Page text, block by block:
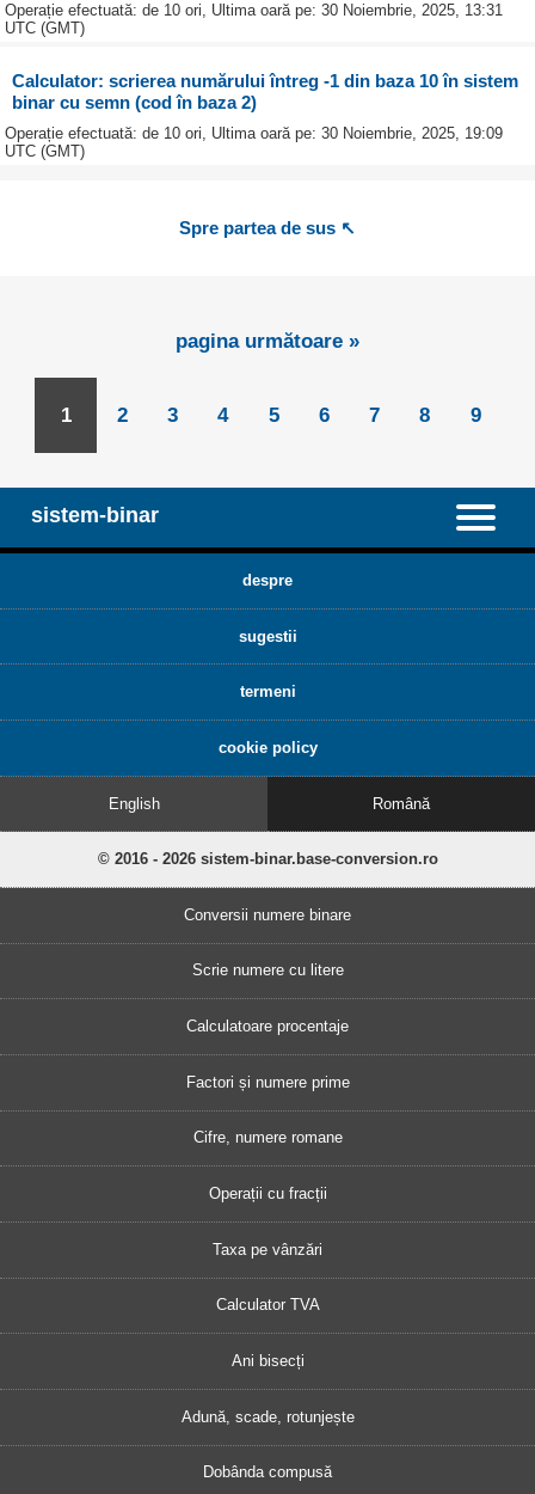
Operație efectuată: de 10 ori, Ultima oară pe: 30 Noiembrie, 2025, 13:31
UTC (GMT)
Calculator: scrierea numărului întreg -1 din baza 10 în sistem
binar cu semn (cod în baza 2)
Operație efectuată: de 10 ori, Ultima oară pe: 30 Noiembrie, 2025, 19:09
UTC (GMT)
Spre partea de sus ↖
pagina următoare »
1 2 3 4 5 6 7 8 9
sistem-binar
despre
sugestii
termeni
cookie policy
English Română
© 2016 - 2026 sistem-binar.base-conversion.ro
Conversii numere binare
Scrie numere cu litere
Calculatoare procentaje
Factori și numere prime
Cifre, numere romane
Operații cu fracții
Taxa pe vânzări
Calculator TVA
Ani bisecți
Adună, scade, rotunjește
Dobânda compusă